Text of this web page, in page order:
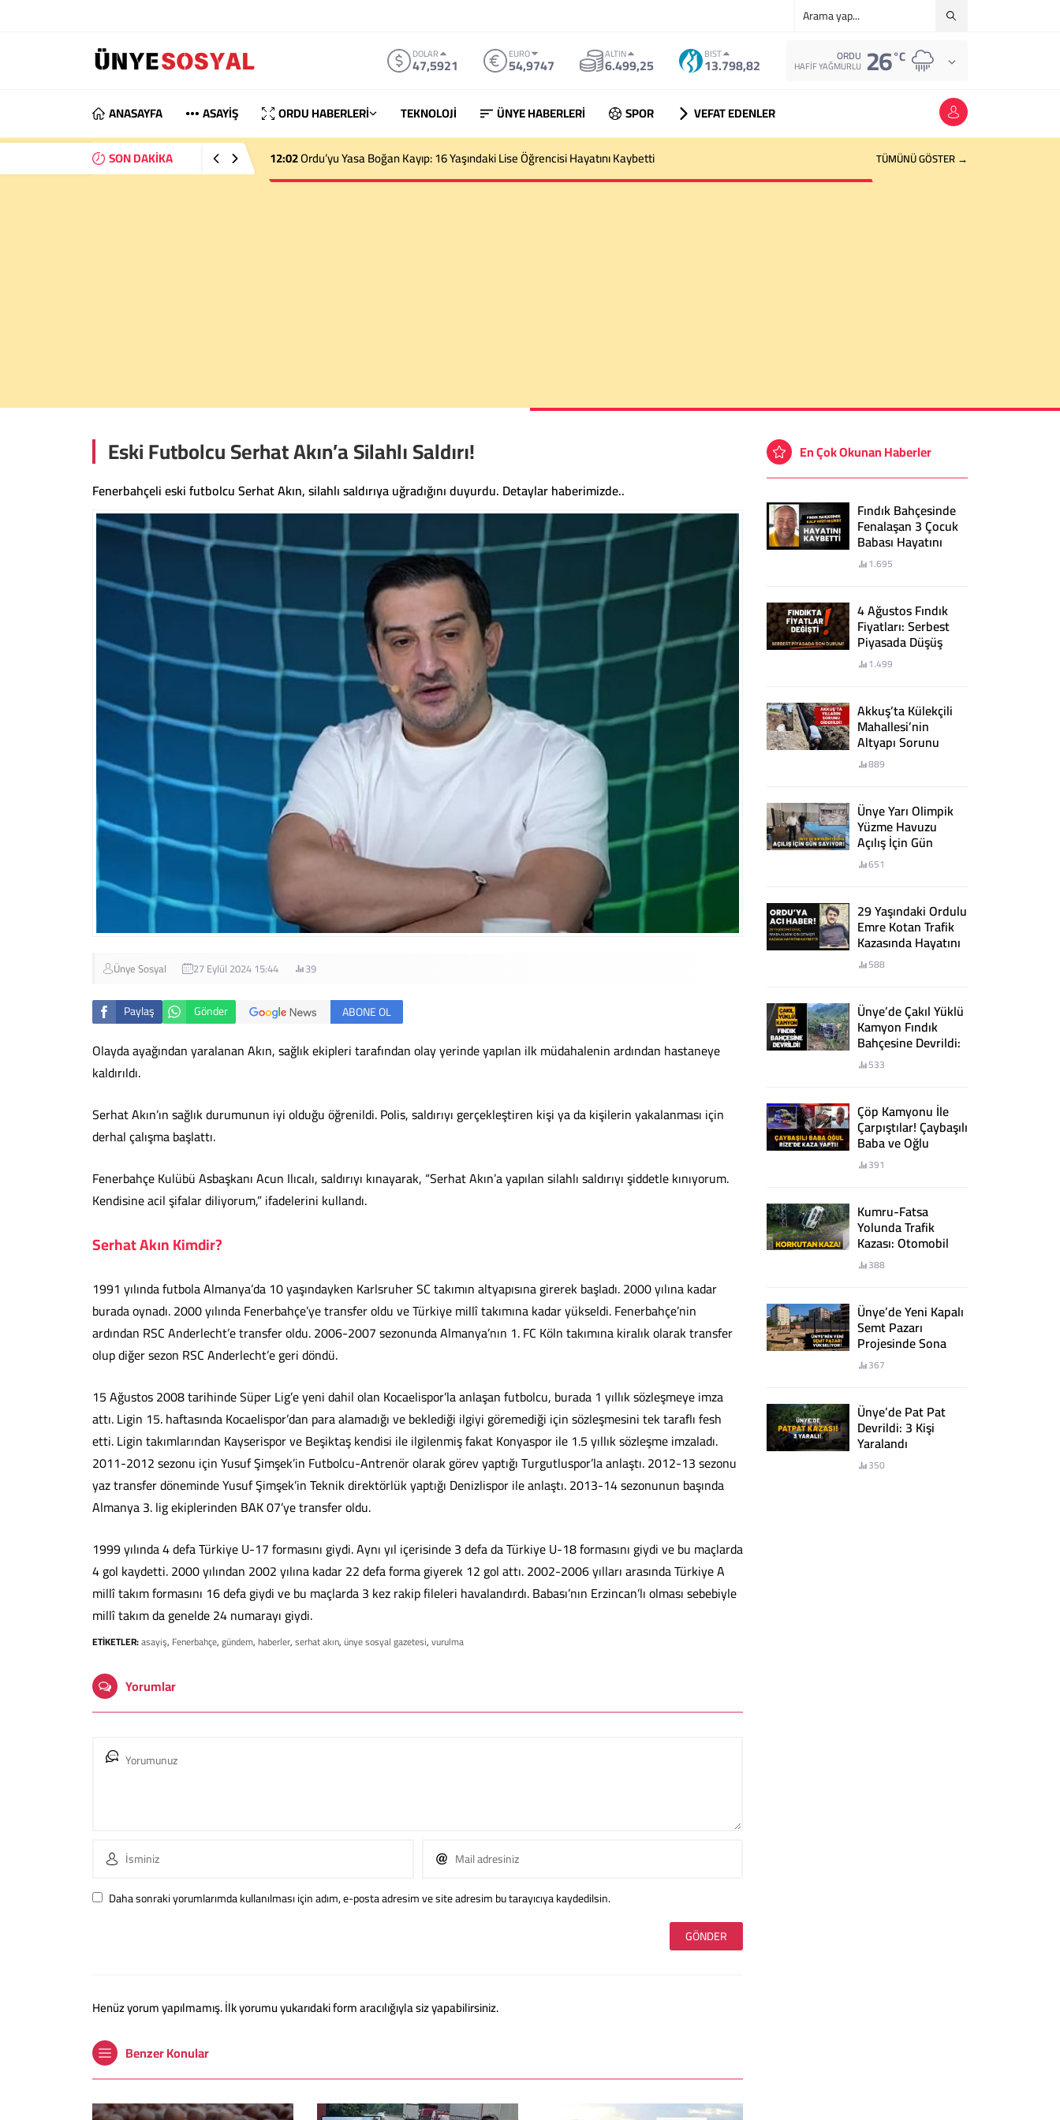
DOLAR
47,5921 EURO
54,9747 ALTIN
6.499,25 BIST
13.798,82 ORDU
HAFIF YAĞMURLU 26°C
ANASAYFA ASAYİŞ ORDU HABERLERİ TEKNOLOJİ ÜNYE HABERLERİ SPOR
VEFAT EDENLER
SON DAKİKA
12:02Ordu’yu Yasa Boğan Kayıp: 16 Yaşındaki Lise Öğrencisi Hayatını Kaybetti TÜMÜNÜ GÖSTER →
Eski Futbolcu Serhat Akın’a Silahlı Saldırı!
Fenerbahçeli eski futbolcu Serhat Akın, silahlı saldırıya uğradığını duyurdu. Detaylar haberimizde..
Ünye Sosyal 27 Eylül 2024 15:44 39
Paylaş Gönder ABONE OL
Olayda ayağından yaralanan Akın, sağlık ekipleri tarafından olay yerinde yapılan ilk müdahalenin ardından hastaneye
kaldırıldı.
Serhat Akın’ın sağlık durumunun iyi olduğu öğrenildi. Polis, saldırıyı gerçekleştiren kişi ya da kişilerin yakalanması için
derhal çalışma başlattı.
Fenerbahçe Kulübü Asbaşkanı Acun Ilıcalı, saldırıyı kınayarak, “Serhat Akın’a yapılan silahlı saldırıyı şiddetle kınıyorum.
Kendisine acil şifalar diliyorum,” ifadelerini kullandı.
Serhat Akın Kimdir?
1991 yılında futbola Almanya’da 10 yaşındayken Karlsruher SC takımın altyapısına girerek başladı. 2000 yılına kadar
burada oynadı. 2000 yılında Fenerbahçe’ye transfer oldu ve Türkiye millî takımına kadar yükseldi. Fenerbahçe’nin
ardından RSC Anderlecht’e transfer oldu. 2006-2007 sezonunda Almanya’nın 1. FC Köln takımına kiralık olarak transfer
olup diğer sezon RSC Anderlecht’e geri döndü.
15 Ağustos 2008 tarihinde Süper Lig’e yeni dahil olan Kocaelispor’la anlaşan futbolcu, burada 1 yıllık sözleşmeye imza
attı. Ligin 15. haftasında Kocaelispor’dan para alamadığı ve beklediği ilgiyi göremediği için sözleşmesini tek taraflı fesh
etti. Ligin takımlarından Kayserispor ve Beşiktaş kendisi ile ilgilenmiş fakat Konyaspor ile 1.5 yıllık sözleşme imzaladı.
2011-2012 sezonu için Yusuf Şimşek’in Futbolcu-Antrenör olarak görev yaptığı Turgutluspor’la anlaştı. 2012-13 sezonu
yaz transfer döneminde Yusuf Şimşek’in Teknik direktörlük yaptığı Denizlispor ile anlaştı. 2013-14 sezonunun başında
Almanya 3. lig ekiplerinden BAK 07’ye transfer oldu.
1999 yılında 4 defa Türkiye U-17 formasını giydi. Aynı yıl içerisinde 3 defa da Türkiye U-18 formasını giydi ve bu maçlarda
4 gol kaydetti. 2000 yılından 2002 yılına kadar 22 defa forma giyerek 12 gol attı. 2002-2006 yılları arasında Türkiye A
millî takım formasını 16 defa giydi ve bu maçlarda 3 kez rakip fileleri havalandırdı. Babası’nın Erzincan’lı olması sebebiyle
millî takım da genelde 24 numarayı giydi.
ETİKETLER:asayiş, Fenerbahçe,gündem, haberler,serhat akın,ünye sosyal gazetesi,vurulma
Yorumlar
Daha sonraki yorumlarımda kullanılması için adım, e-posta adresim ve site adresim bu tarayıcıya kaydedilsin.
Henüz yorum yapılmamış. İlk yorumu yukarıdaki form aracılığıyla siz yapabilirsiniz.
Benzer Konular
En Çok Okunan Haberler
Fındık Bahçesinde
Fenalaşan 3 Çocuk
Babası Hayatını
Kaybetti
1.695
4 Ağustos Fındık
Fiyatları: Serbest
Piyasada Düşüş
Sürüyor!
1.499
Akkuş’ta Külekçili
Mahallesi’nin
Altyapı Sorunu
Giderildi
889
Ünye Yarı Olimpik
Yüzme Havuzu
Açılış İçin Gün
Sayıyor
651
29 Yaşındaki Ordulu
Emre Kotan Trafik
Kazasında Hayatını
Kaybetti
588
Ünye’de Çakıl Yüklü
Kamyon Fındık
Bahçesine Devrildi:
2 Yaralı
533
Çöp Kamyonu İle
Çarpıştılar! Çaybaşılı
Baba ve Oğlu
Rize’de Kaza Yaptı!
391
Kumru-Fatsa
Yolunda Trafik
Kazası: Otomobil
Şarampole Devrildi
388
Ünye’de Yeni Kapalı
Semt Pazarı
Projesinde Sona
Yaklaşıldı
367
Ünye’de Pat Pat
Devrildi: 3 Kişi
Yaralandı
350